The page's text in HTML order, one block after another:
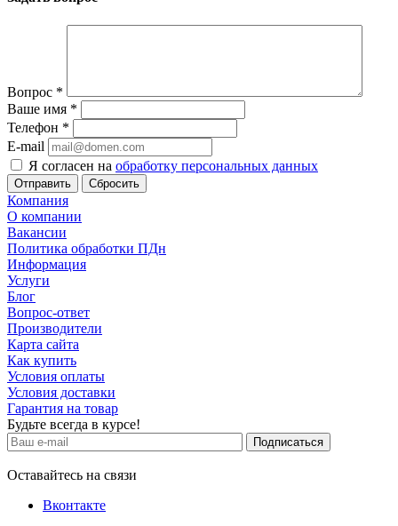
Вопрос *
Ваше имя *
Телефон *
E-mail
Я согласен на обработку персональных данных
Сбросить
Компания
О компании
Вакансии
Политика обработки ПДн
Информация
Услуги
Блог
Вопрос-ответ
Производители
Карта сайта
Как купить
Условия оплаты
Условия доставки
Гарантия на товар
Будьте всегда в курсе!
Оставайтесь на связи
Вконтакте